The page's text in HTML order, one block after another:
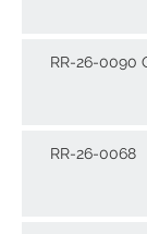
RR-26-0090
RR-26-0068